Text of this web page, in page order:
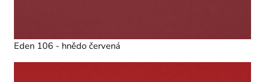
Eden 106 - hnědo červená